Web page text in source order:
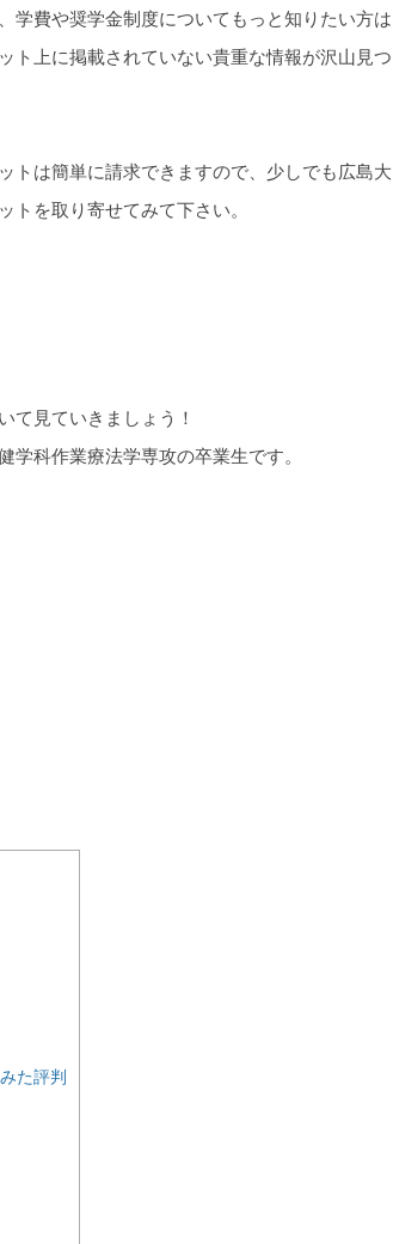
学費や奨学金制度についてもっと知りたい方は
ト上に掲載されていない貴重な情報が沢山見つ
トは簡単に請求できますので、少しでも広島大
トを取り寄せてみて下さい。
て見ていきましょう！
科作業療法学専攻の卒業生です。
た評判